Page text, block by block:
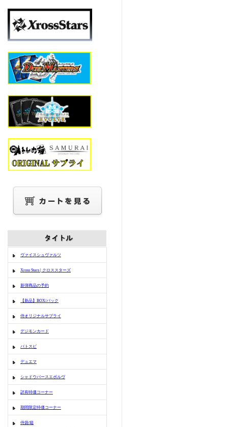
ヴァイスシュヴァルツ
Xross Stars | クロススターズ
新弾商品の予約
【新品】BOX/パック
侍オリジナルサプライ
デジモンカード
バトスピ
デュエマ
シャドウバースエボルヴ
訳有特価コーナー
期間限定特価コーナー
侍袋/箱